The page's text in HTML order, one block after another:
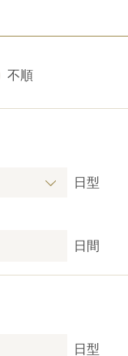
不順
日型
日間
日型